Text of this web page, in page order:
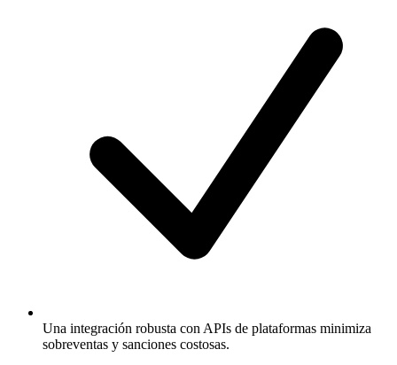
Una integración robusta con APIs de plataformas minimiza
sobreventas y sanciones costosas.